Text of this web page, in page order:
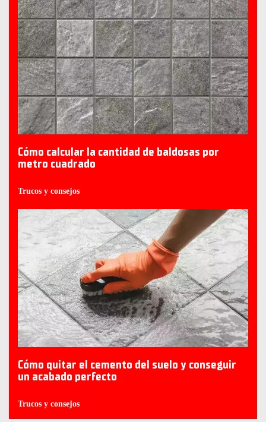
Cómo calcular la cantidad de baldosas por
metro cuadrado
Trucos y consejos
Cómo quitar el cemento del suelo y conseguir
un acabado perfecto
Trucos y consejos